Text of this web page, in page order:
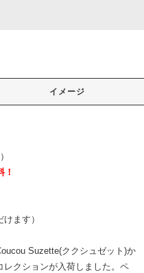
イメージ
ます）
Suzette(ククシュゼット)か
レクションが入荷しました。ペ